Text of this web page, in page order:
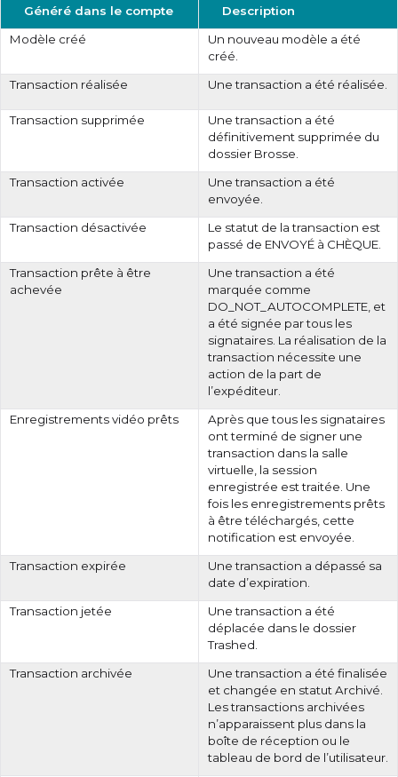
Généré dans le compte
Description
Modèle créé
Un nouveau modèle a été
créé.
Transaction réalisée
Une transaction a été réalisée.
Transaction supprimée
Une transaction a été
définitivement supprimée du
dossier Brosse.
Transaction activée
Une transaction a été
envoyée.
Transaction désactivée
Le statut de la transaction est
passé de ENVOYÉ à CHÈQUE.
Transaction prête à être
achevée
Une transaction a été
marquée comme
DO_NOT_AUTOCOMPLETE, et
a été signée par tous les
signataires. La réalisation de la
transaction nécessite une
action de la part de
l’expéditeur.
Enregistrements vidéo prêts
Après que tous les signataires
ont terminé de signer une
transaction dans la salle
virtuelle, la session
enregistrée est traitée. Une
fois les enregistrements prêts
à être téléchargés, cette
notification est envoyée.
Transaction expirée
Une transaction a dépassé sa
date d’expiration.
Transaction jetée
Une transaction a été
déplacée dans le dossier
Trashed.
Transaction archivée
Une transaction a été finalisée
et changée en statut Archivé.
Les transactions archivées
n’apparaissent plus dans la
boîte de réception ou le
tableau de bord de l’utilisateur.